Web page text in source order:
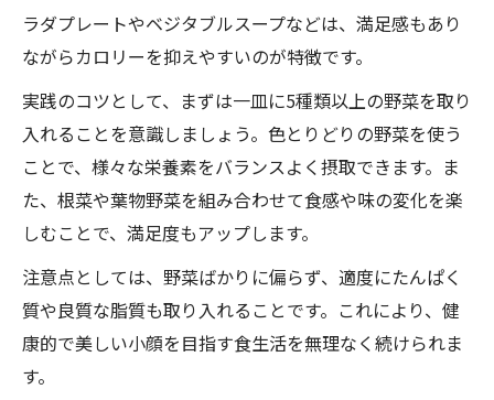
ラダプレートやベジタブルスープなどは、満足感もあり
ながらカロリーを抑えやすいのが特徴です。
実践のコツとして、まずは一皿に5種類以上の野菜を取り
入れることを意識しましょう。色とりどりの野菜を使う
ことで、様々な栄養素をバランスよく摂取できます。ま
た、根菜や葉物野菜を組み合わせて食感や味の変化を楽
しむことで、満足度もアップします。
注意点としては、野菜ばかりに偏らず、適度にたんぱく
質や良質な脂質も取り入れることです。これにより、健
康的で美しい小顔を目指す食生活を無理なく続けられま
す。